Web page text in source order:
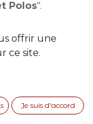
Polos".
offrir une
ce site.
Je suis d'accord